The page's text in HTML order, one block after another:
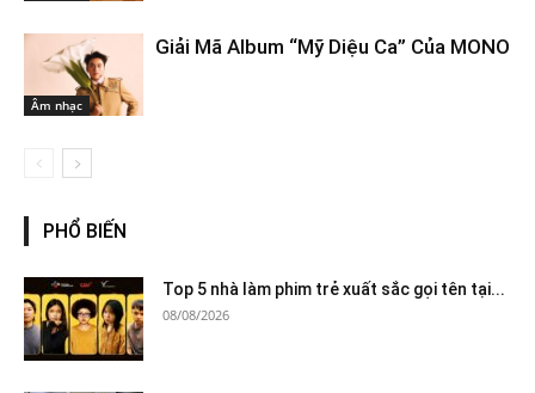
Âm nhạc
Giải Mã Album “Mỹ Diệu Ca” Của MONO
PHỔ BIẾN
Top 5 nhà làm phim trẻ xuất sắc gọi tên tại...
08/08/2026